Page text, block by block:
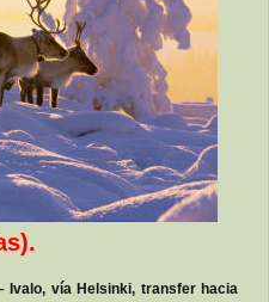
Ivalo, vía Helsinki, transfer hacia